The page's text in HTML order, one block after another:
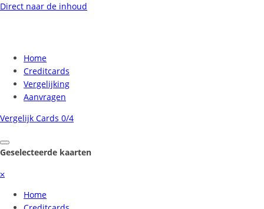
Direct naar de inhoud
Home
Creditcards
Vergelijking
Aanvragen
Vergelijk Cards 0/4
Geselecteerde kaarten
⨉
Home